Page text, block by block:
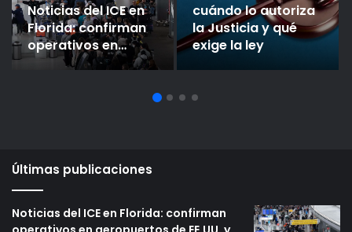
Noticias del ICE en
Florida: confirman
operativos en
aeropuertos de
cuándo lo autoriza
la Justicia y qué
exige la ley
Últimas publicaciones
Noticias del ICE en Florida: confirman